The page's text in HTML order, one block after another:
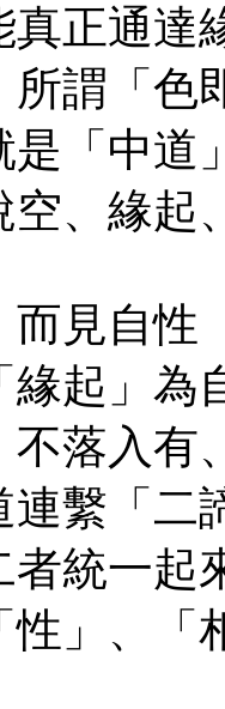
真正通達
所謂「色
「中道
、緣起
自性
緣起」為
不落入
連繫「
者統一起
」、「